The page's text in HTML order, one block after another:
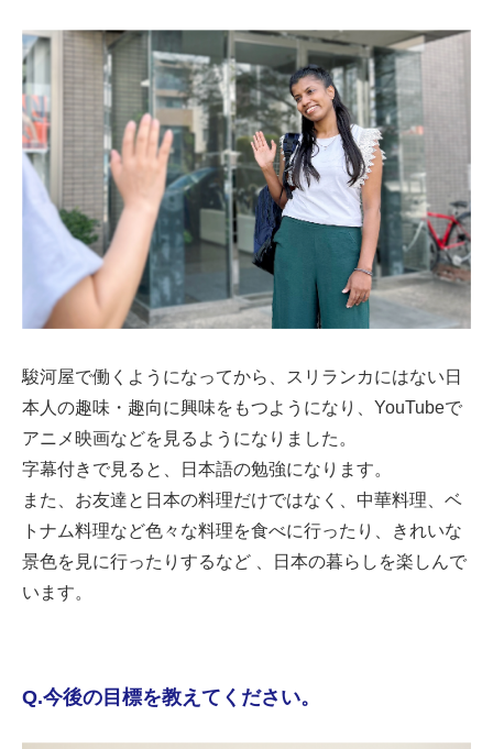
駿河屋で働くようになってから、スリランカにはない日
本人の趣味・趣向に興味をもつようになり、YouTubeで
アニメ映画などを見るようになりました。
字幕付きで見ると、日本語の勉強になります。
また、お友達と日本の料理だけではなく、中華料理、ベ
トナム料理など色々な料理を食べに行ったり、きれいな
景色を見に行ったりするなど 、日本の暮らしを楽しんで
います。
Q.今後の目標を教えてください。